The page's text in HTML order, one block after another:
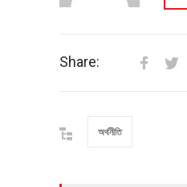
Share:
অর্থনীতি